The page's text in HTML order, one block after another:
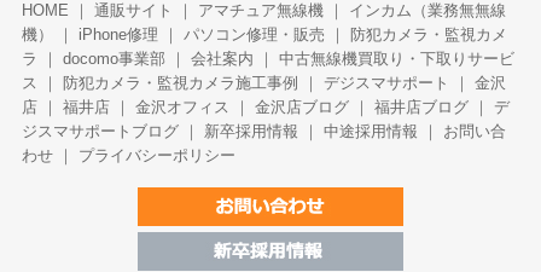
HOME ｜ 通販サイト ｜ アマチュア無線機｜ インカム（業務無無線
機）
｜ iPhone修理 ｜ パソコン修理・販売 ｜
防犯カメラ・監視カメ
ラ
｜ docomo事業部｜ 会社案内 ｜ 中古無線機買取り・下取りサービ
ス
｜ 防犯カメラ・監視カメラ施工事例 ｜ デジスマサポート ｜ 金沢
店｜ 福井店｜ 金沢オフィス ｜ 金沢店ブログ｜ 福井店ブログ ｜ デ
ジスマサポートブログ｜ 新卒採用情報 ｜ 中途採用情報 ｜ お問い合
わせ｜ プライバシーポリシー